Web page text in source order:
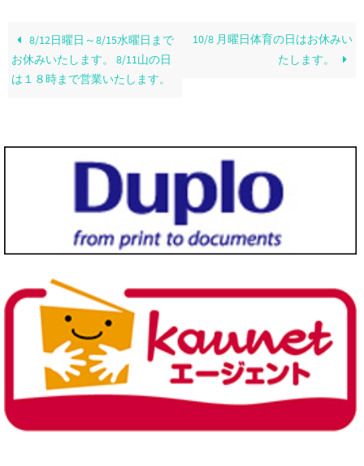
8/12日曜日～8/15水曜日まで
お休みいたします。 8/11山の日
は１８時まで営業いたします。
10/8 月曜日体育の日はお休みい
たします。